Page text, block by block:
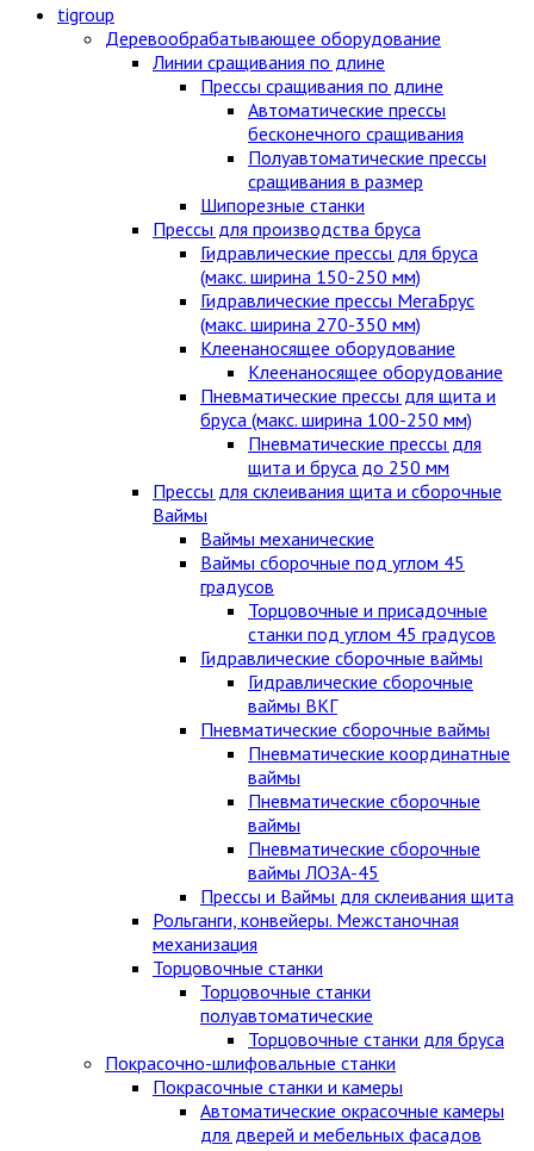
tigroup
Деревообрабатывающее оборудование
Линии сращивания по длине
Прессы сращивания по длине
Автоматические прессы
бесконечного сращивания
Полуавтоматические прессы
сращивания в размер
Шипорезные станки
Прессы для производства бруса
Гидравлические прессы для бруса
(макс. ширина 150-250 мм)
Гидравлические прессы МегаБрус
(макс. ширина 270-350 мм)
Клеенаносящее оборудование
Клеенаносящее оборудование
Пневматические прессы для щита и
бруса (макс. ширина 100-250 мм)
Пневматические прессы для
щита и бруса до 250 мм
Прессы для склеивания щита и сборочные
Ваймы
Ваймы механические
Ваймы сборочные под углом 45
градусов
Торцовочные и присадочные
станки под углом 45 градусов
Гидравлические сборочные ваймы
Гидравлические сборочные
ваймы ВКГ
Пневматические сборочные ваймы
Пневматические координатные
ваймы
Пневматические сборочные
ваймы
Пневматические сборочные
ваймы ЛОЗА-45
Прессы и Ваймы для склеивания щита
Рольганги, конвейеры. Межстаночная
механизация
Торцовочные станки
Торцовочные станки
полуавтоматические
Торцовочные станки для бруса
Покрасочно-шлифовальные станки
Покрасочные станки и камеры
Автоматические окрасочные камеры
для дверей и мебельных фасадов